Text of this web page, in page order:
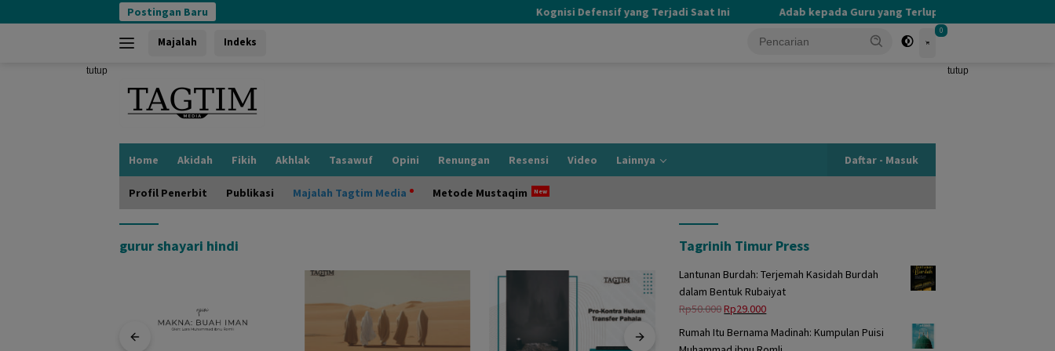
ke
Postingan Baru Kognisi Defensif yang Terjadi Saat Ini Adab kepada Guru yang Terlupakan
Majalah Indeks
0
tutup tutup
Home Akidah Fikih Akhlak Tasawuf Opini Renungan Resensi Video Lainnya Daftar - Masuk
Profil Penerbit Publikasi Majalah Tagtim Media Metode Mustaqim
gurur shayari hindi Tagrinih Timur Press
Lantunan Burdah: Terjemah Kasidah Burdah
dalam Bentuk Rubaiyat
Rp50.000Harga
adalah:
Rp29.000Harga
Rumah Itu Bernama Madinah: Kumpulan Puisi